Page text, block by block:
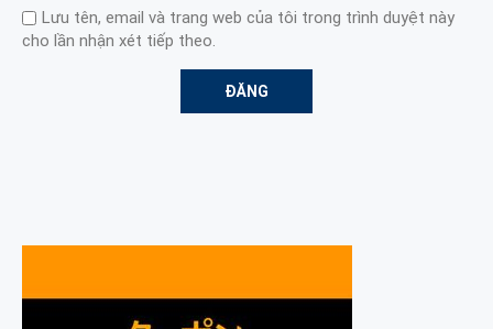
Lưu tên, email và trang web của tôi trong trình duyệt này
cho lần nhận xét tiếp theo.